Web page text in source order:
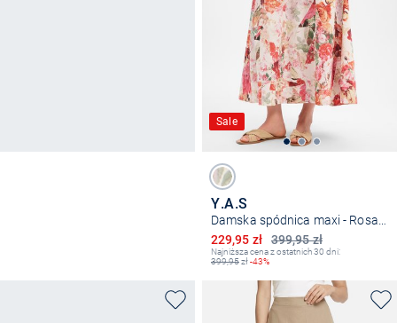
Sale
Y.A.S
399,95 zł
Obniżona cena
229,95 zł
Najniższa cena z ostatnich 30 dni:
399,95zł-43%